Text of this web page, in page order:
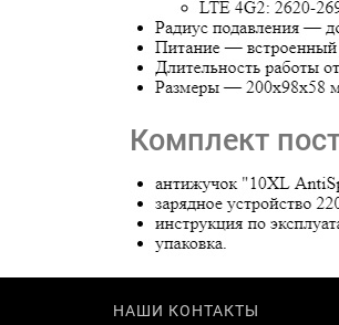
Комплект
НАШИ КОНТАКТЫ